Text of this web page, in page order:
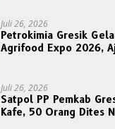
Juli 26, 2026
Petrokimia Gresik
Agrifood Expo 2026,
Juli 26, 2026
Satpol PP Pemkab
Kafe, 50 Orang Dites